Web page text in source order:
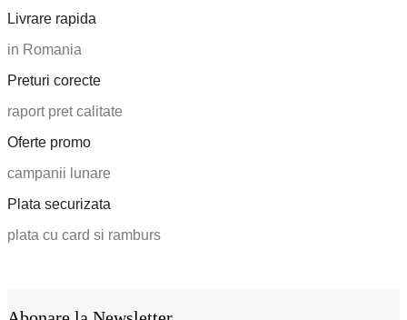
Livrare rapida
in Romania
Preturi corecte
raport pret calitate
Oferte promo
campanii lunare
Plata securizata
plata cu card si ramburs